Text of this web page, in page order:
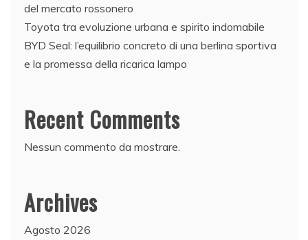
del mercato rossonero
Toyota tra evoluzione urbana e spirito indomabile
BYD Seal: l’equilibrio concreto di una berlina sportiva
e la promessa della ricarica lampo
Recent Comments
Nessun commento da mostrare.
Archives
Agosto 2026